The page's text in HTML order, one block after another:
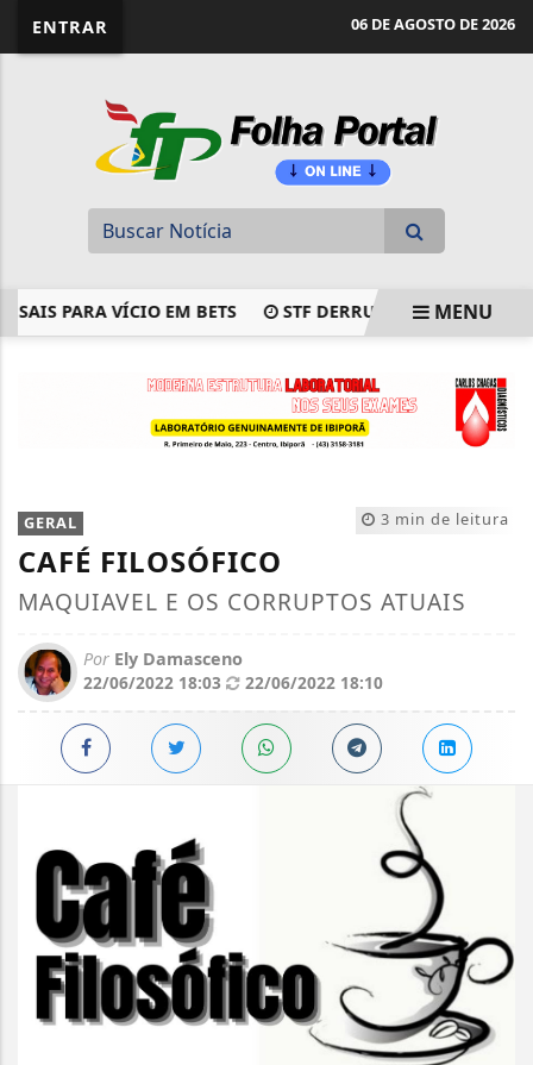
ENTRAR 06 DE AGOSTO DE 2026
PARA VÍCIO EM BETS STF DERRUBA RESTRIÇÃO A
MENU
3 min de leitura
GERAL
CAFÉ FILOSÓFICO
MAQUIAVEL E OS CORRUPTOS ATUAIS
Por Ely Damasceno
22/06/2022 18:03
22/06/2022 18:10